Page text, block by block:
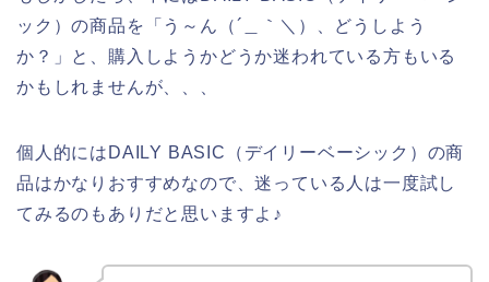
ック）の商品を「う～ん（´＿｀＼）、どうしよう
か？」と、購入しようかどうか迷われている方もいる
かもしれませんが、、、
個人的にはDAILY BASIC（デイリーベーシック）の商
品はかなりおすすめなので、迷っている人は一度試し
てみるのもありだと思いますよ♪